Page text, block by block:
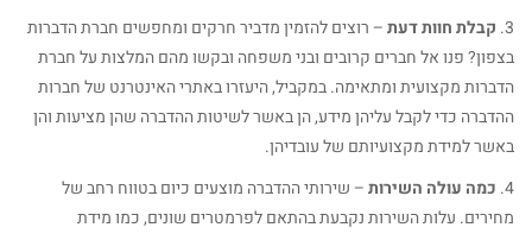
3. קבלת חוות דעת– רוצים להזמין מדביר חרקים ומחפשים חברת הדברות
בצפון? פנו אל חברים קרובים ובני משפחה ובקשו מהם המלצות על חברת
הדברות מקצועית ומתאימה. במקביל, היעזרו באתרי האינטרנט של חברות
ההדברה כדי לקבל עליהן מידע, הן באשר לשיטות ההדברה שהן מציעות והן
באשר למידת מקצועיותם של עובדיהן.
4. כמה עולה השירות– שירותי ההדברה מוצעים כיום בטווח רחב של
מחירים. עלות השירות נקבעת בהתאם לפרמטרים שונים, כמו מידת